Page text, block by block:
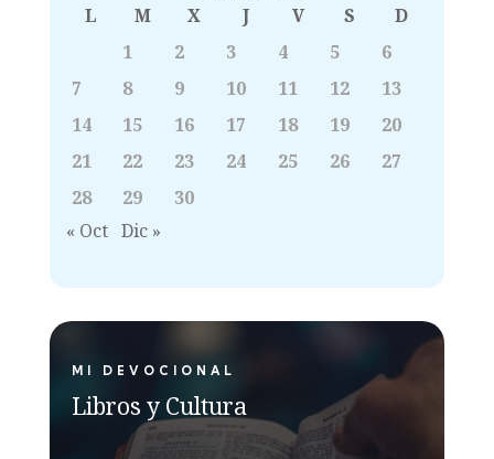
L M X J V S
D
1
2 3 4 5
6
7
8 9 10 11 12
13
14
15 16 17 18 19
20
21
22 23 24 25 26
27
28
29
30
« Oct Dic »
MI DEVOCIONAL
Libros y Cultura